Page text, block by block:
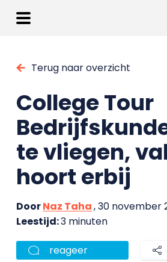
Terug naar overzicht
College Tour
te vliegen,
hoort erbij
DoorNaz Taha, 30 november
Leestijd:3 minuten
reageer